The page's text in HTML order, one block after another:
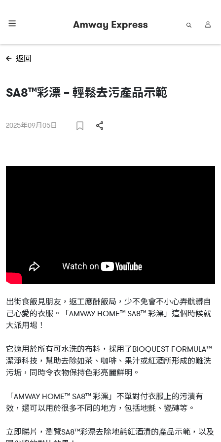
返回
SA8™彩漂 – 輕鬆去污產品示範
2025年09月05日
出街食飯見朋友，返工應酬飯局，少不免會不小心弄骯髒自
己心愛的衣服。「AMWAY HOME™ SA8™ 彩漂」這個時候就
大派用場！
它適用於所有可水洗的布料，採用了BIOQUEST FORMULA™
潔淨科技，幫助去除如茶、咖啡、果汁或紅酒所形成的難洗
污垢，同時令衣物保持色彩亮麗鮮明。
「AMWAY HOME™ SA8™ 彩漂」不單對付衣服上的污漬有
效，還可以用於很多不同的地方，包括地氈、瓷磚等。
立即睇片，瀏覽SA8™彩漂去除地氈紅酒漬的產品示範，以及